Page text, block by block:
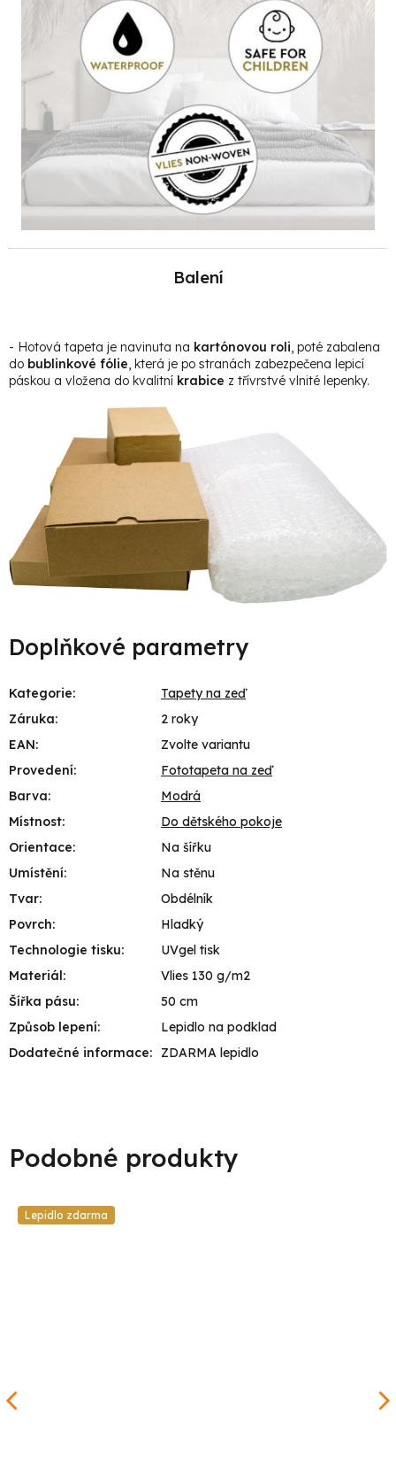
Balení
- Hotová tapeta je navinuta na kartónovou roli, poté zabalena
do bublinkové fólie, která je po stranách zabezpečena lepicí
páskou a vložena do kvalitní krabice z třívrstvé vlnité lepenky.
Doplňkové parametry
Kategorie:
Tapety na zeď
Záruka:
2 roky
EAN:
Zvolte variantu
Provedení:
Fototapeta na zeď
Barva:
Modrá
Místnost:
Do dětského pokoje
Orientace:
Na šířku
Umístění:
Na stěnu
Tvar:
Obdélník
Povrch:
Hladký
Technologie tisku:
UVgel tisk
Materiál:
Vlies 130 g/m2
Šířka pásu:
50 cm
Způsob lepení:
Lepidlo na podklad
Dodatečné informace: ZDARMA lepidlo
Lepidlo zdarma